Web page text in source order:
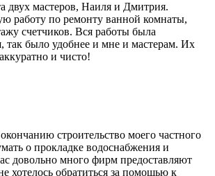
двух мастеров, Наиля и Дмитрия.
работу по ремонту ванной комнаты,
счетчиков. Вся работы была
так было удобнее и мне и мастерам. Их
и чисто!
строительство моего частного
о прокладке водоснабжения и
довольно много фирм предоставляют
хотелось обратиться за помощью к